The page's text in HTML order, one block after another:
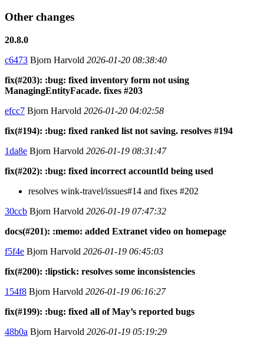
Other changes
20.8.0
c6473 Bjorn Harvold 2026-01-20 08:38:40
fix(#203): :bug: fixed inventory form not using
ManagingEntityFacade. fixes #203
efcc7 Bjorn Harvold 2026-01-20 04:02:58
fix(#194): :bug: fixed ranked list not saving. resolves #194
1da8e Bjorn Harvold 2026-01-19 08:31:47
fix(#202): :bug: fixed incorrect accountId being used
resolves wink-travel/issues#14 and fixes #202
30ccb Bjorn Harvold 2026-01-19 07:47:32
docs(#201): :memo: added Extranet video on homepage
f5f4e Bjorn Harvold 2026-01-19 06:45:03
fix(#200): :lipstick: resolves some inconsistencies
154f8 Bjorn Harvold 2026-01-19 06:16:27
fix(#199): :bug: fixed all of May’s reported bugs
48b0a Bjorn Harvold 2026-01-19 05:19:29